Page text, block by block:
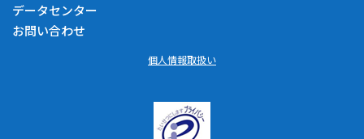
データセンター
お問い合わせ
個人情報取扱い